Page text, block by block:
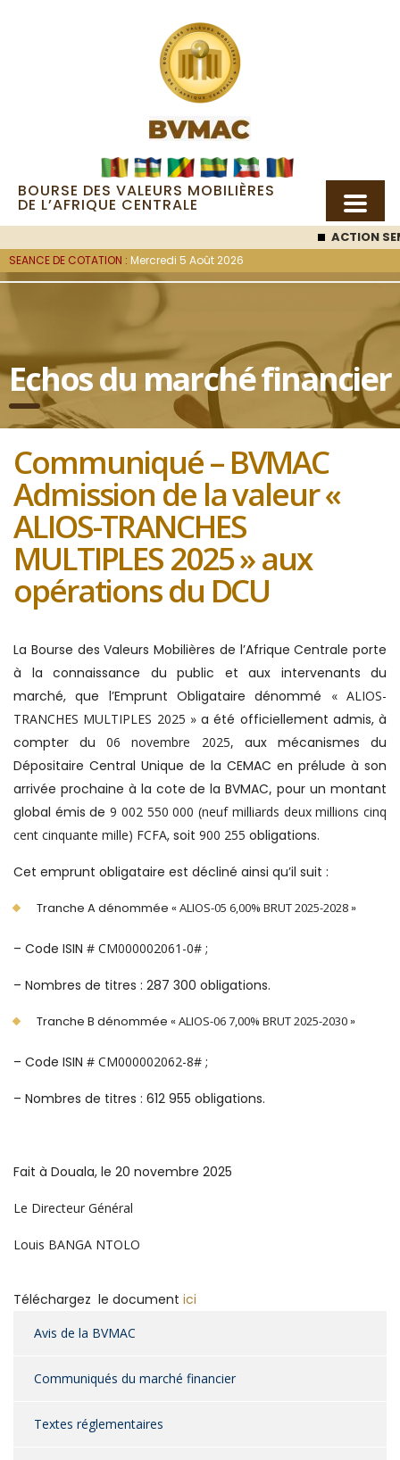
BOURSE DES VALEURS MOBILIÈRES
DE L’AFRIQUE CENTRALE
ACTION SEMC: 53
SEANCE DE COTATION : Mercredi 5 Août 2026
Echos du marché financier
Communiqué – BVMAC
Admission de la valeur «
ALIOS-TRANCHES
MULTIPLES 2025 » aux
opérations du DCU
La Bourse des Valeurs Mobilières de l’Afrique Centrale porte
à la connaissance du public et aux intervenants du
marché, que l’Emprunt Obligataire dénommé « ALIOS-
TRANCHES MULTIPLES 2025 » a été officiellement admis, à
compter du06 novembre 2025, aux mécanismes du
Dépositaire Central Unique de la CEMAC en prélude à son
arrivée prochaine à la cote de la BVMAC,pour un montant
global émis de9 002 550 000 (neuf milliards deux millions cinq
cent cinquante mille) FCFA, soit 900 255 obligations.
Cet emprunt obligataire est décliné ainsi qu’il suit :
Tranche A dénommée « ALIOS-05 6,00% BRUT 2025-2028 »
– Code ISIN # CM000002061-0# ;
– Nombres de titres : 287 300 obligations.
Tranche B dénommée « ALIOS-06 7,00% BRUT 2025-2030 »
– Code ISIN # CM000002062-8# ;
– Nombres de titres : 612 955 obligations.
Fait à Douala, le 20 novembre 2025
Le Directeur Général
Louis BANGA NTOLO
Téléchargez le document ici
Avis de la BVMAC
Communiqués du marché financier
Textes réglementaires